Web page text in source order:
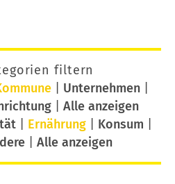
filtern
| Unternehmen|
| Alle anzeigen
Ernährung Konsum
| Alle anzeigen